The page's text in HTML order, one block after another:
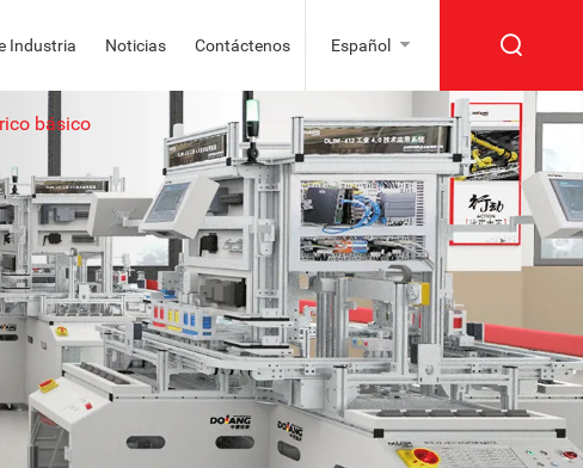
Industria Noticias Contáctenos Español
básico